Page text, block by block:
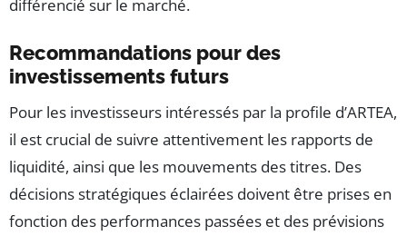
différencié sur le marché.
Recommandations pour des
investissements futurs
Pour les investisseurs intéressés par la profile d’ARTEA,
il est crucial de suivre attentivement les rapports de
liquidité, ainsi que les mouvements des titres. Des
décisions stratégiques éclairées doivent être prises en
fonction des performances passées et des prévisions